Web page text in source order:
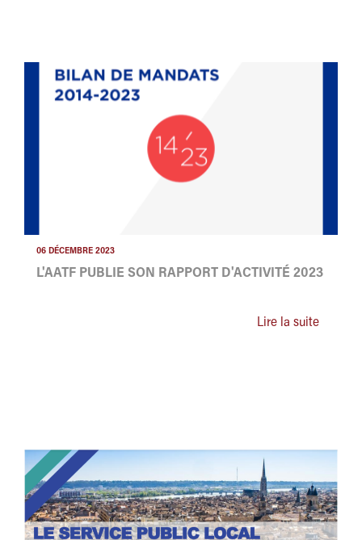
06 DÉCEMBRE 2023
L'AATF PUBLIE SON RAPPORT D'ACTIVITÉ 2023
Lire la suite